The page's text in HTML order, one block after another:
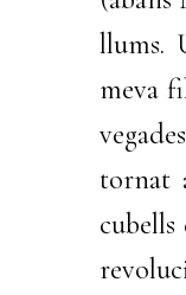
llums.
meva
tornat